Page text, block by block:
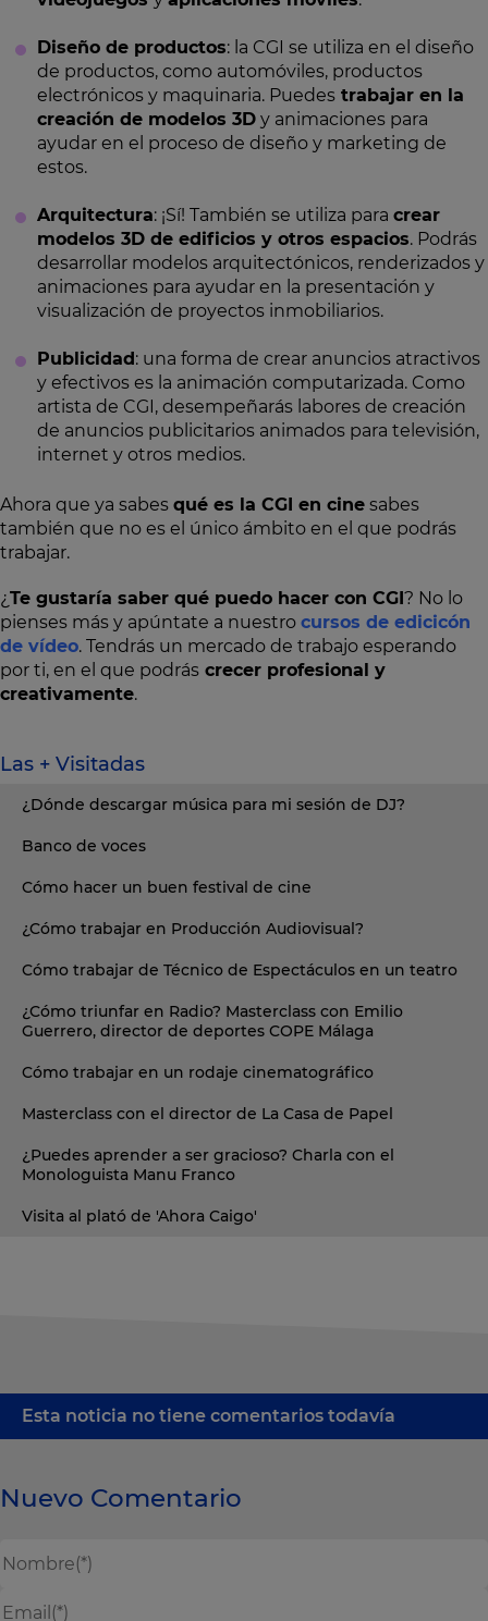
Diseño de productos: la CGI se utiliza en el diseño
de productos, como automóviles, productos
electrónicos y maquinaria. Puedes trabajar en la
creación de modelos 3D y animaciones para
ayudar en el proceso de diseño y marketing de
estos.
Arquitectura: ¡Sí! También se utiliza para crear
modelos 3D de edificios y otros espacios. Podrás
desarrollar modelos arquitectónicos, renderizados y
animaciones para ayudar en la presentación y
visualización de proyectos inmobiliarios.
Publicidad: una forma de crear anuncios atractivos
y efectivos es la animación computarizada. Como
artista de CGI, desempeñarás labores de creación
de anuncios publicitarios animados para televisión,
internet y otros medios.
Ahora que ya sabes qué es la CGI en cine sabes
también que no es el único ámbito en el que podrás
trabajar.
¿Te gustaría saber qué puedo hacer con CGI? No lo
pienses más y apúntate a nuestro cursos de edicicón
de vídeo. Tendrás un mercado de trabajo esperando
por ti, en el que podrás crecer profesional y
creativamente.
Las + Visitadas
¿Dónde descargar música para mi sesión de DJ?
Banco de voces
Cómo hacer un buen festival de cine
¿Cómo trabajar en Producción Audiovisual?
Cómo trabajar de Técnico de Espectáculos en un teatro
¿Cómo triunfar en Radio? Masterclass con Emilio
Guerrero, director de deportes COPE Málaga
Cómo trabajar en un rodaje cinematográfico
Masterclass con el director de La Casa de Papel
¿Puedes aprender a ser gracioso? Charla con el
Monologuista Manu Franco
Visita al plató de 'Ahora Caigo'
Esta noticia no tiene comentarios todavía
Nuevo Comentario